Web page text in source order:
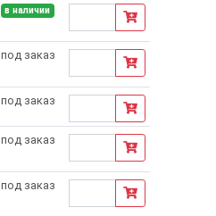
в наличии
под заказ
под заказ
под заказ
под заказ